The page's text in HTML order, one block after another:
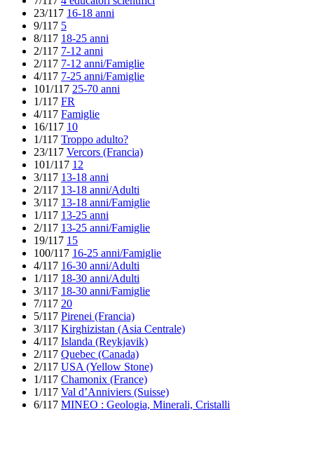
23/117 16-18 anni
9/117 5
8/117 18-25 anni
2/117 7-12 anni
2/117 7-12 anni/Famiglie
4/117 7-25 anni/Famiglie
101/117 25-70 anni
1/117 FR
4/117 Famiglie
16/117 10
1/117 Troppo adulto?
23/117 Vercors (Francia)
101/117 12
3/117 13-18 anni
2/117 13-18 anni/Adulti
3/117 13-18 anni/Famiglie
1/117 13-25 anni
2/117 13-25 anni/Famiglie
19/117 15
100/117 16-25 anni/Famiglie
4/117 16-30 anni/Adulti
1/117 18-30 anni/Adulti
3/117 18-30 anni/Famiglie
7/117 20
5/117 Pirenei (Francia)
3/117 Kirghizistan (Asia Centrale)
4/117 Islanda (Reykjavik)
2/117 Quebec (Canada)
2/117 USA (Yellow Stone)
1/117 Chamonix (France)
1/117 Val d’Anniviers (Suisse)
6/117 MINEO : Geologia, Minerali, Cristalli